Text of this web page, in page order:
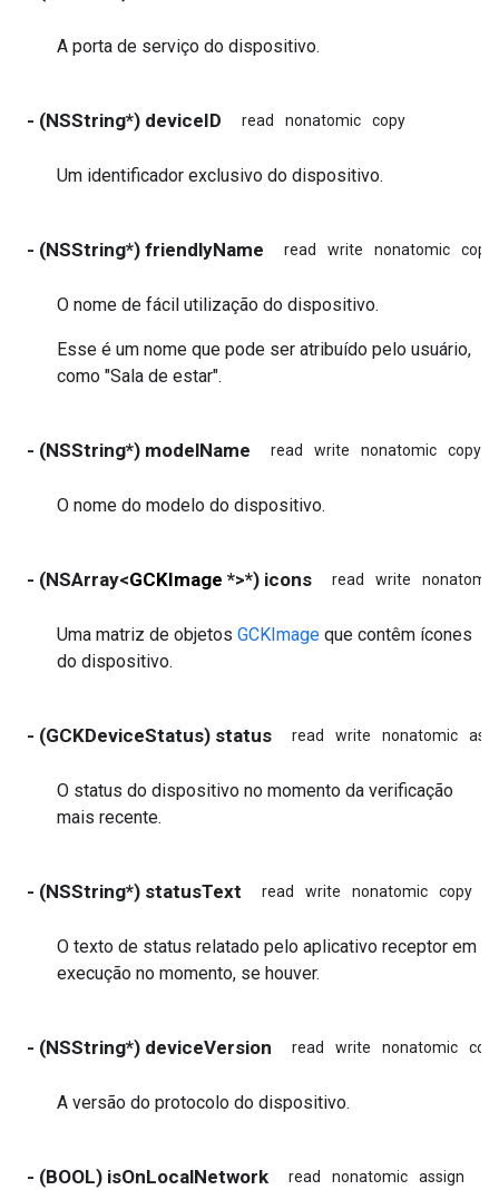
A porta de serviço do dispositivo.
- (NSString*) deviceID read nonatomic copy
Um identificador exclusivo do dispositivo.
- (NSString*) friendlyName read write nonatomic copy
O nome de fácil utilização do dispositivo.
Esse é um nome que pode ser atribuído pelo usuário,
como "Sala de estar".
- (NSString*) modelName read write nonatomic copy
O nome do modelo do dispositivo.
- (NSArray<GCKImage *>*) icons read write nonatomic
Uma matriz de objetos GCKImage que contêm ícones
do dispositivo.
- (GCKDeviceStatus) status read write nonatomic
O status do dispositivo no momento da verificação
mais recente.
- (NSString*) statusText read write nonatomic copy
O texto de status relatado pelo aplicativo receptor em
execução no momento, se houver.
- (NSString*) deviceVersion read write nonatomic
A versão do protocolo do dispositivo.
- (BOOL) isOnLocalNetwork read nonatomic assign